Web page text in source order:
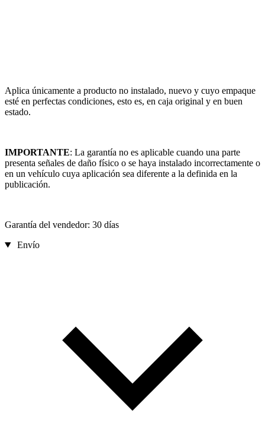
Aplica únicamente a producto no instalado, nuevo y cuyo empaque
esté en perfectas condiciones, esto es, en caja original y en buen
estado.
IMPORTANTE: La garantía no es aplicable cuando una parte
presenta señales de daño físico o se haya instalado incorrectamente o
en un vehículo cuya aplicación sea diferente a la definida en la
publicación.
Garantía del vendedor: 30 días
Envío